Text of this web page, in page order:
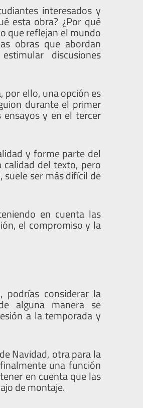
interesados y
esta obra? ¿Por qué
que reflejan el mundo
obras que abordan
discusiones
por ello, una opción es
durante el primer
y en el tercer
y forme parte del
del texto, pero
suele ser más difícil de
en cuenta las
el compromiso y la
podrías considerar la
alguna manera se
a la temporada y
Navidad, otra para la
una función
en cuenta que las
de montaje.